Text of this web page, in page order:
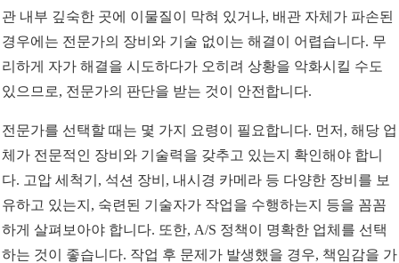
관 내부 깊숙한 곳에 이물질이 막혀 있거나, 배관 자체가 파손된
경우에는 전문가의 장비와 기술 없이는 해결이 어렵습니다. 무
리하게 자가 해결을 시도하다가 오히려 상황을 악화시킬 수도
있으므로, 전문가의 판단을 받는 것이 안전합니다.
전문가를 선택할 때는 몇 가지 요령이 필요합니다. 먼저, 해당 업
체가 전문적인 장비와 기술력을 갖추고 있는지 확인해야 합니
다. 고압 세척기, 석션 장비, 내시경 카메라 등 다양한 장비를 보
유하고 있는지, 숙련된 기술자가 작업을 수행하는지 등을 꼼꼼
하게 살펴보아야 합니다. 또한, A/S 정책이 명확한 업체를 선택
하는 것이 좋습니다. 작업 후 문제가 발생했을 경우, 책임감을 가